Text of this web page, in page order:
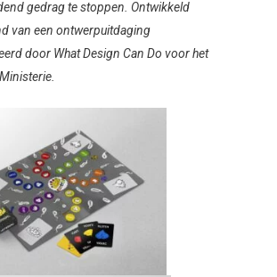
gedrag te stoppen. Ontwikkeld
van een ontwerpuitdaging
door What Design Can Do voor het